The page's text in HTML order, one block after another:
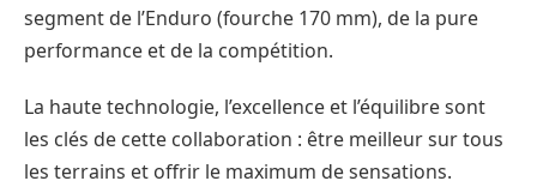
segment de l’Enduro (fourche 170 mm), de la pure
performance et de la compétition.
La haute technologie, l’excellence et l’équilibre sont
les clés de cette collaboration : être meilleur sur tous
les terrains et offrir le maximum de sensations.